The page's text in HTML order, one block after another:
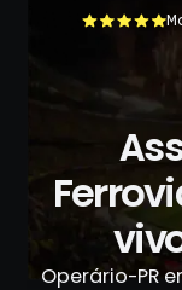
Operário-PR